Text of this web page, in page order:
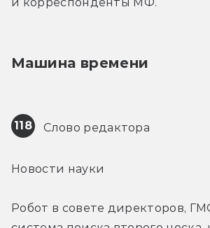
Машина времени
118 Слово редактора
Новости науки
Робот в совете директоров,